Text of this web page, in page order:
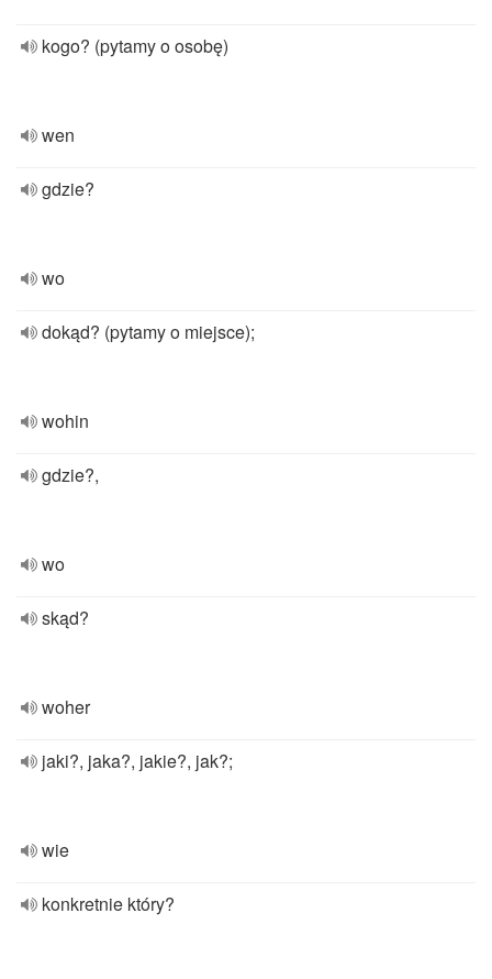
kogo? (pytamy o osobę)
wen
gdzie?
wo
dokąd? (pytamy o miejsce);
wohin
gdzie?,
wo
skąd?
woher
jaki?, jaka?, jakie?, jak?;
wie
konkretnie który?